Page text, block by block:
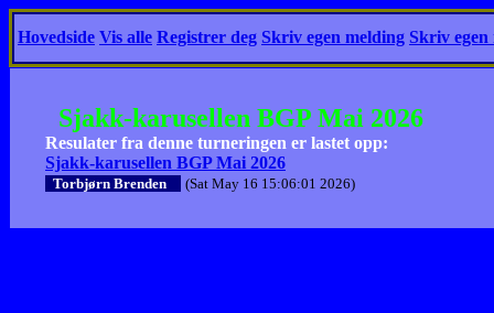
Hovedside Vis alle Registrer deg Skriv egen melding Skriv egen
Sjakk-karusellen BGP Mai 2026
Resulater fra denne turneringen er lastet opp:
Sjakk-karusellen BGP Mai 2026
Torbjørn Brenden (Sat May 16 15:06:01 2026)